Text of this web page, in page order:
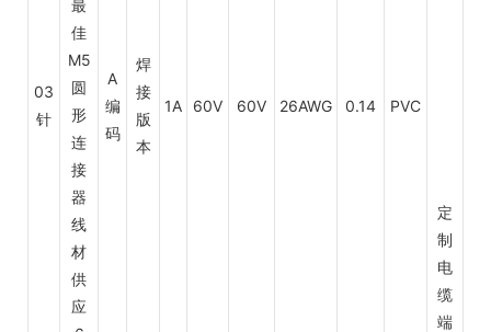
03
针
A
编
码
焊
接
版
本
1A 60V 60V 26AWG 0.14 PVC
定
制
电
缆
端